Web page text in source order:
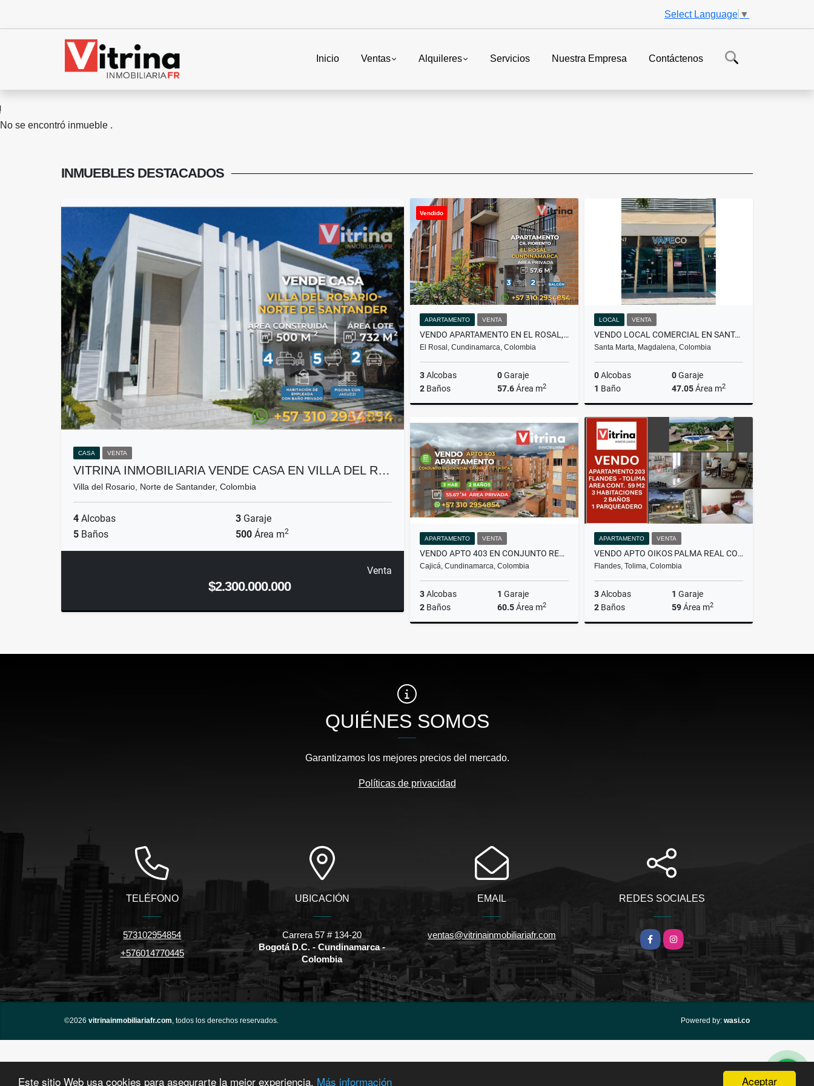
Aceptar
Este sitio Web usa cookies para asegurarte la mejor experiencia. Más información
Select Language ▼
Inicio Ventas Alquileres Servicios Nuestra Empresa Contáctenos
No se encontró inmueble .
INMUEBLES DESTACADOS
CASA VENTA
VITRINA INMOBILIARIA VENDE CASA EN VILLA DEL R…
Villa del Rosario, Norte de Santander, Colombia
4 Alcobas 3 Garaje
5 Baños 500 Área m2
Venta
$2.300.000.000
Vendido
APARTAMENTO VENTA
VENDO APARTAMENTO EN EL ROSAL, CUNDINAMARCA
El Rosal, Cundinamarca, Colombia
3Alcobas 0Garaje
2 Baños 57.6Área m2
Venta
$185.000.000
LOCAL VENTA
VENDO LOCAL COMERCIAL EN SANTA MARTA - EL MAYOR BUSINESS CENTER
Santa Marta, Magdalena, Colombia
0Alcobas 0Garaje
1 Baño 47.05Área m2
Venta
$315.000.000
APARTAMENTO VENTA
VENDO APTO 403 EN CONJUNTO RESIDENCIAL CAMINOS DE CAJICA II
Cajicá, Cundinamarca, Colombia
3Alcobas 1 Garaje
2 Baños 60.5Área m2
$245.000.000
APARTAMENTO VENTA
VENDO APTO OIKOS PALMA REAL COMPLETAMENTE TERMINADO
Flandes, Tolima, Colombia
3Alcobas 1 Garaje
2 Baños 59Área m2
$225.000.000
QUIÉNES SOMOS
Garantizamos los mejores precios del mercado.
Políticas de privacidad
TELÉFONO
573102954854
+576014770445
UBICACIÓN
Carrera 57 # 134-20
Bogotá D.C. - Cundinamarca -
Colombia
EMAIL
ventas@vitrinainmobiliariafr.com
REDES SOCIALES
Facebook
Instagram
©2026 vitrinainmobiliariafr.com, todos los derechos reservados. Powered by: wasi.co